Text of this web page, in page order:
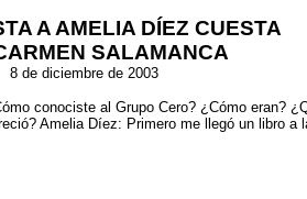
A AMELIA DÍEZ CUESTA
SALAMANCA
8 de diciembre de 2003
conociste al Grupo Cero? ¿Cómo eran?
Amelia Díez: Primero me llegó un libro a